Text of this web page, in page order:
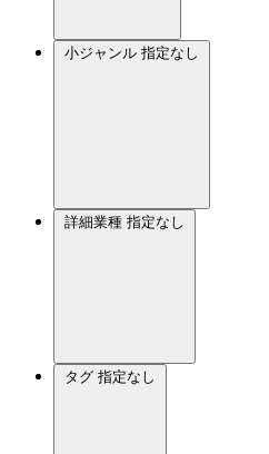
小ジャンル 指定なし
詳細業種 指定なし
タグ 指定なし